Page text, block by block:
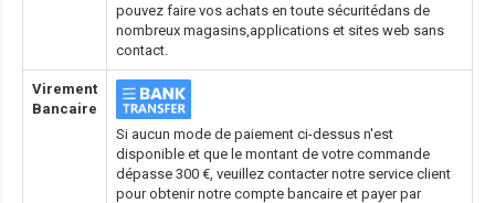
pouvez faire vos achats en toute sécuritédans de
nombreux magasins,applications et sites web sans
contact.
Virement
Bancaire
Si aucun mode de paiement ci-dessus n'est
disponible et que le montant de votre commande
dépasse 300 €, veuillez contacter notre service client
pour obtenir notre compte bancaire et payer par